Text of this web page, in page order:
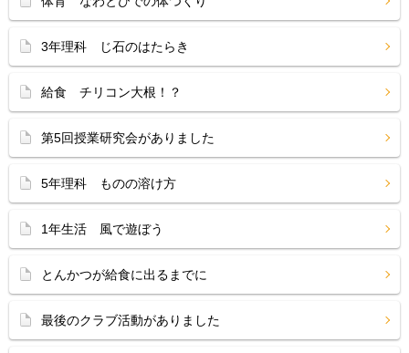
3年理科 じ石のはたらき
給食 チリコン大根！？
第5回授業研究会がありました
5年理科 ものの溶け方
1年生活 風で遊ぼう
とんかつが給食に出るまでに
最後のクラブ活動がありました